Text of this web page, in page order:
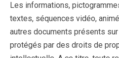
Les informations,
textes, séquences vidéo,
autres documents présents
protégés par des droits de